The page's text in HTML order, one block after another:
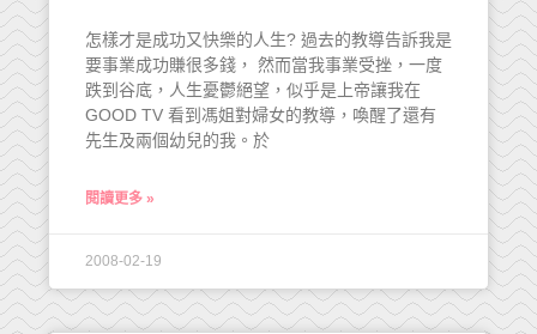
怎樣才是成功又快樂的人生? 過去的教導告訴我是
要事業成功賺很多錢， 然而當我事業受挫，一度
跌到谷底，人生憂鬱絕望，似乎是上帝讓我在
GOOD TV 看到馮姐對婦女的教導，喚醒了還有
先生及兩個幼兒的我。於
閱讀更多 »
2008-02-19